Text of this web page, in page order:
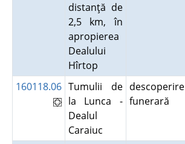
distanţă de
2,5 km, în
apropierea
Dealului
Hîrtop
160118.06 Tumulii de
la Lunca -
Dealul
Caraiuc
descoperire
funerară